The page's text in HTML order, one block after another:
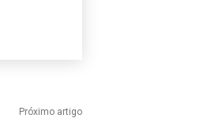
Próximo artigo